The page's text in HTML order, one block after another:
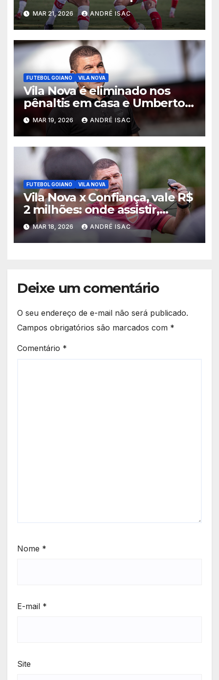
vitória escapar na estreia da
Série B
MAR 21, 2026 ANDRÉ ISAC
FUTEBOL GOIANO VILA NOVA
Vila Nova é eliminado nos
pênaltis em casa e Umberto
Louzer é demitido
MAR 19, 2026 ANDRÉ ISAC
FUTEBOL GOIANO VILA NOVA
Vila Nova x Confiança, vale R$
2 milhões: onde assistir,
horário e escalações pela
Copa do Brasil
MAR 18, 2026 ANDRÉ ISAC
Deixe um comentário
O seu endereço de e-mail não será publicado.
Campos obrigatórios são marcados com *
Comentário *
Nome *
E-mail *
Site